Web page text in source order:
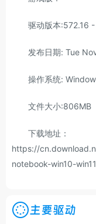
驱动版本:572.16 -
发布日期: Tue
操作系统:
文件大小:806MB
下载地址：
https://
notebook-win10-
主要驱动